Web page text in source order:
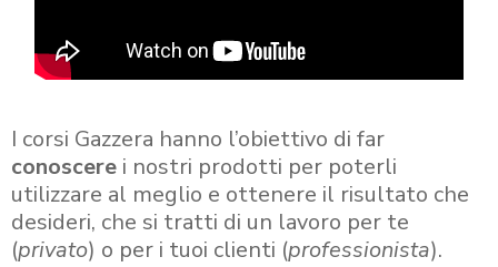
I corsi Gazzera hanno l’obiettivo di far
conoscere i nostri prodotti per poterli
utilizzare al meglio e ottenere il risultato che
desideri, che si tratti di un lavoro per te
(privato) o per i tuoi clienti (professionista).